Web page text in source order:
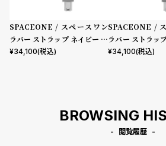
SPACEONE / スペースワン
ラバー ストラップ ネイビー デ
ラグス
¥34,100(税込)
SPACEONE /
ラバー ストラッ
ラグス
¥34,100(税込)
BROWSING
閲覧履歴